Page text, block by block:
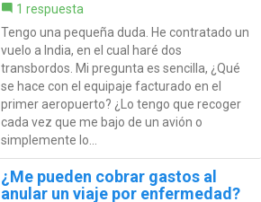
1 respuesta
Tengo una pequeña duda. He contratado un
vuelo a India, en el cual haré dos
transbordos. Mi pregunta es sencilla, ¿Qué
se hace con el equipaje facturado en el
primer aeropuerto? ¿Lo tengo que recoger
cada vez que me bajo de un avión o
simplemente lo...
¿Me pueden cobrar gastos al
anular un viaje por enfermedad?